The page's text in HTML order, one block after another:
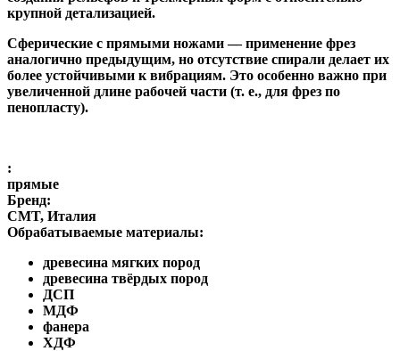
крупной детализацией.
Сферические с прямыми ножами— применение фрез
аналогично предыдущим, но отсутствие спирали делает их
более устойчивыми к вибрациям. Это особенно важно при
увеличенной длине рабочей части (т. е., для фрез по
пенопласту).
:
прямые
Бренд:
CMT, Италия
Обрабатываемые материалы:
древесина мягких пород
древесина твёрдых пород
ДСП
МДФ
фанера
ХДФ